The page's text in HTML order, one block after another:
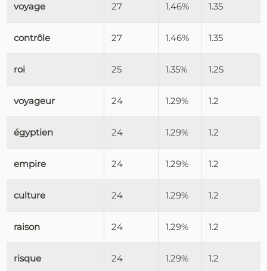
voyage 27 1.46% 1.35
contrôle 27 1.46% 1.35
roi 25 1.35% 1.25
voyageur 24 1.29% 1.2
égyptien 24 1.29% 1.2
empire 24 1.29% 1.2
culture 24 1.29% 1.2
raison 24 1.29% 1.2
risque 24 1.29% 1.2